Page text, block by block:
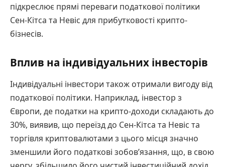
підкреслює прямі переваги податкової політики
Сен-Кітса та Невіс для прибутковості крипто-
бізнесів.
Вплив на індивідуальних інвесторів
Індивідуальні інвестори також отримали вигоду від
податкової політики. Наприклад, інвестор з
Європи, де податки на крипто-доходи складають до
30%, виявив, що переїзд до Сен-Кітса та Невіс та
торгівля криптовалютами з цього місця значно
зменшили його податкові зобов’язання, що, в свою